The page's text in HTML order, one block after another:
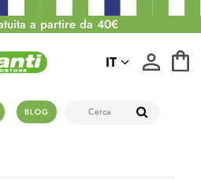
a partire da 40€
BLOG
IT